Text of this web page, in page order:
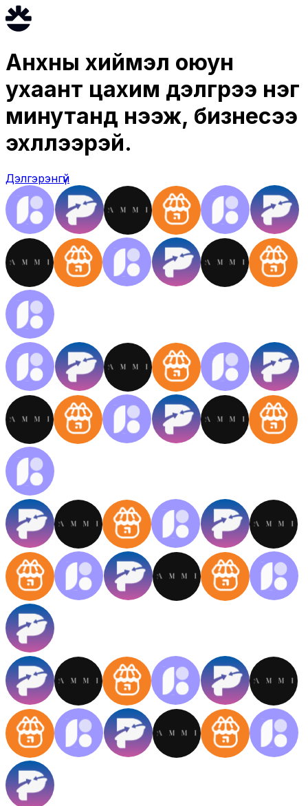
Анхны хиймэл оюун
ухаант цахим дэлгүүрээ нэг
минутанд нээж, бизнесээ
эхлүүлээрэй.
Дэлгэрэнгүй